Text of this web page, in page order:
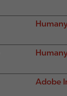
Adobe